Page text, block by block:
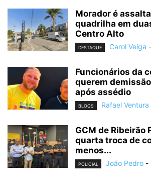
Morador é
quadrilha em
Centro Alto
DESTAQUE Carol Veiga -
Funcionários da
querem
após assédio
BLOGS Rafael Ventura
GCM de Ribeirão
quarta troca de
menos...
POLICIAL João Pedro -